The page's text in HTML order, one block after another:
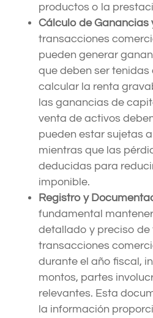
productos o la
Cálculo de Ganancias
transacciones
pueden generar
que deben ser tenidas
calcular la renta
las ganancias de
venta de activos
pueden estar sujetas
mientras que las
deducidas para
imponible.
Registro y
fundamental
detallado y preciso de
transacciones
durante el año fiscal,
montos, partes
relevantes. Esta
la información